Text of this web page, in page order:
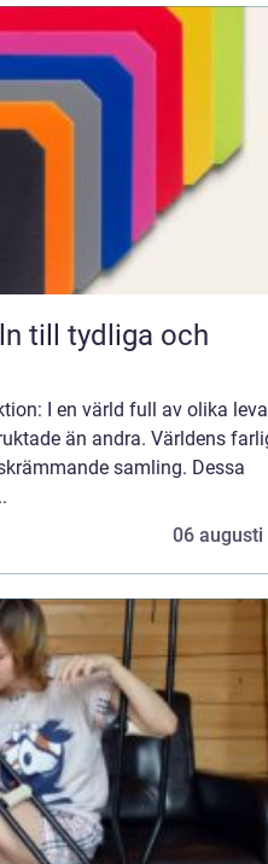
till tydliga och
I en värld full av olika
än andra. Världens
samling. Dessa
06 augusti